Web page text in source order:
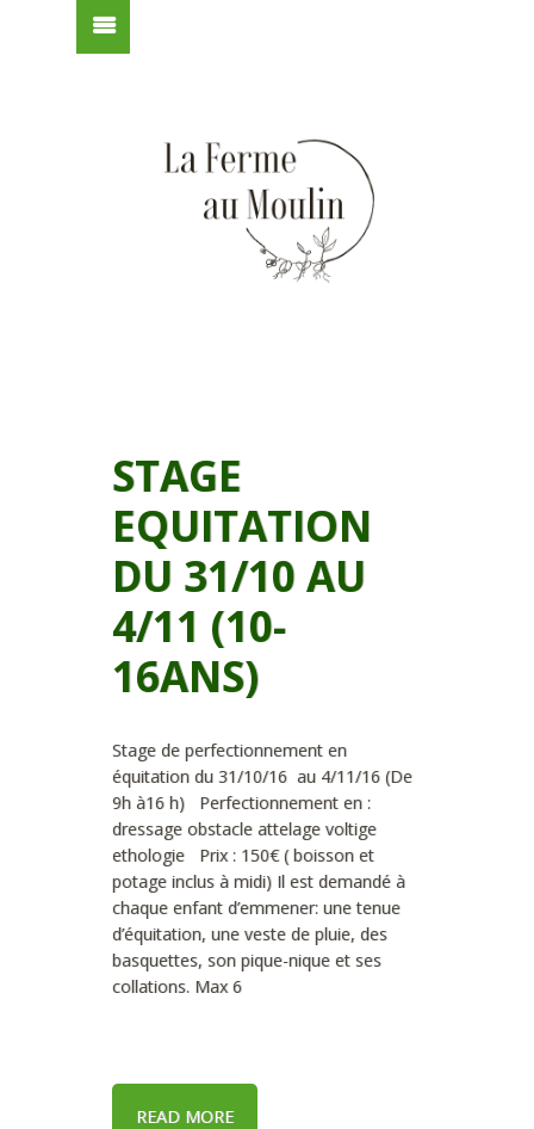
STAGE
EQUITATION
DU 31/10 AU
4/11 (10-
16ANS)
Stage de perfectionnement en
équitation du 31/10/16 au 4/11/16 (De
9h à16 h) Perfectionnement en :
dressage obstacle attelage voltige
ethologie Prix : 150€ ( boisson et
potage inclus à midi) Il est demandé à
chaque enfant d’emmener: une tenue
d’équitation, une veste de pluie, des
basquettes, son pique-nique et ses
collations. Max 6
READ MORE